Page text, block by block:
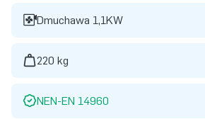
Dmuchawa 1,1KW
220 kg
NEN-EN 14960